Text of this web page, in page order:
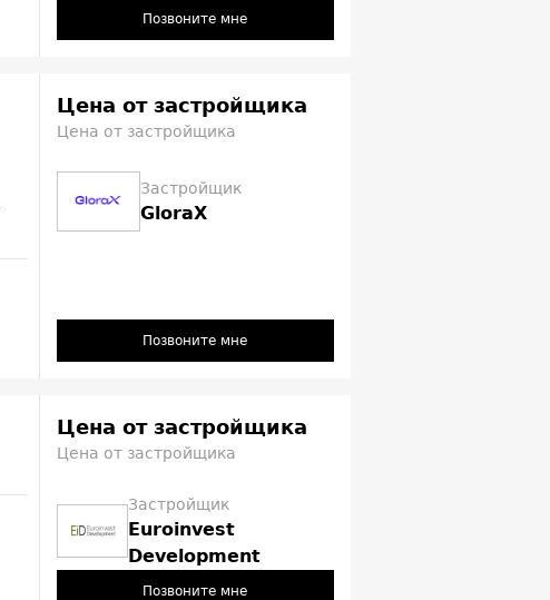
Позвоните мне
Цена от застройщика
Цена от застройщика
Застройщик
GloraX
Позвоните мне
Цена от застройщика
Цена от застройщика
Застройщик
Euroinvest
Development
Позвоните мне